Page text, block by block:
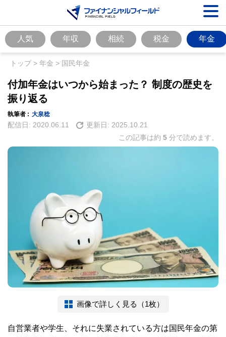
人気 年収 相続 税金 年金
トップ> 年金 > 国民年金
付加年金はいつから始まった？ 制度の歴史を
振り返る
執筆者 : 大泉稔
配信日: 2020.06.11 更新日: 2025.10.21
この記事は約 5 分で読めます。
画像で詳しく見る（1枚）
自営業者や学生、それに失業されている方は国民年金の第